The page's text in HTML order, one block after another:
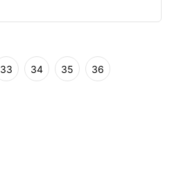
33 34 35 36